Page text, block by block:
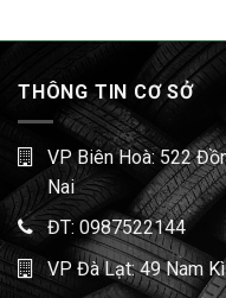
THÔNG TIN CƠ SỞ
VP Biên Hoà: 522
Nai
ĐT: 0987522144
VP Đà Lạt: 49 Nam